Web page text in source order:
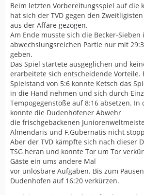
Beim letzten Vorbereitungsspiel auf die
hat sich der TVD gegen den
aus der Affäre gezogen.
Am Ende musste sich die Becker-Sieben
abwechslungsreichen Partie nur mit
geben.
Das Spiel startete ausgeglichen und
erarbeitete sich entscheidende Vorteile.
Spielstand von 5:6 konnte Ketsch das
in die Hand nehmen und sich durch
Tempogegenstöße auf 8:16 absetzen. In
konnte die Dudenhofener Abwehr
die frischgebackenen
Almendaris und F.Gubernatis nicht
Aber der TVD kämpfte sich nach dieser
TSG heran und konnte Tor um Tor
Gäste ein ums andere Mal
vor unlösbare Aufgaben. Bis zum
Dudenhofen auf 16:20 verkürzen.